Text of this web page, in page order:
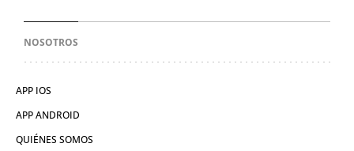
NOSOTROS
APP IOS
APP ANDROID
QUIÉNES SOMOS